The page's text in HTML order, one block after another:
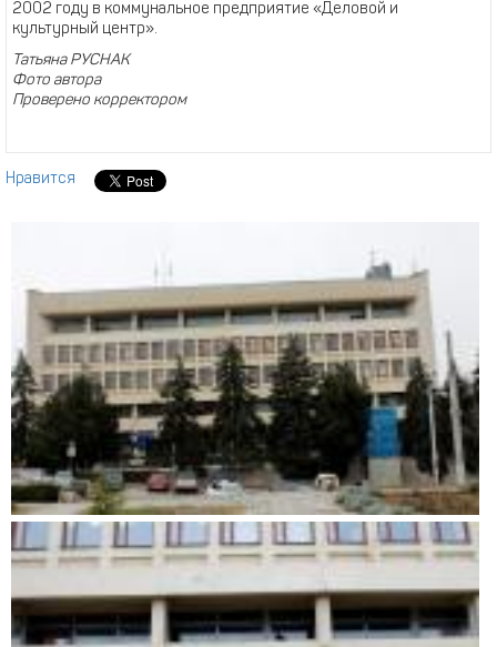
2002 году в коммунальное предприятие «Деловой и
культурный центр».
Татьяна РУСНАК
Фото автора
Проверено корректором
Нравится